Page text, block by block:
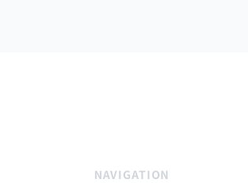
NAVIGATION